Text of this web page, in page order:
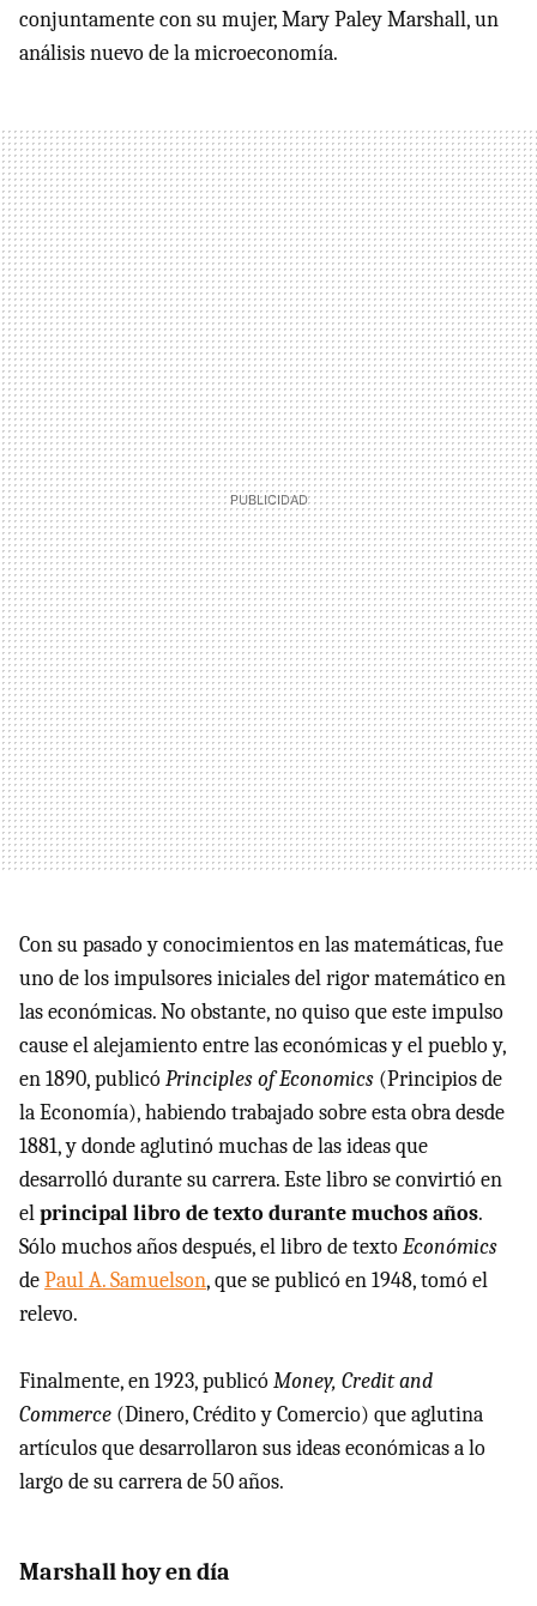
conjuntamente con su mujer, Mary Paley Marshall, un
análisis nuevo de la microeconomía.
Con su pasado y conocimientos en las matemáticas, fue
uno de los impulsores iniciales del rigor matemático en
las económicas. No obstante, no quiso que este impulso
cause el alejamiento entre las económicas y el pueblo y,
en 1890, publicóPrinciples of Economics (Principios de
la Economía), habiendo trabajado sobre esta obra desde
1881, y donde aglutinó muchas de las ideas que
desarrolló durante su carrera. Este libro se convirtió en
elprincipal libro de texto durante muchos años.
Sólo muchos años después, el libro de textoEconómics
dePaul A. Samuelson, que se publicó en 1948, tomó el
relevo.
Finalmente, en 1923, publicóMoney, Credit and
Commerce (Dinero, Crédito y Comercio) que aglutina
artículos que desarrollaron sus ideas económicas a lo
largo de su carrera de 50 años.
Marshall hoy en día